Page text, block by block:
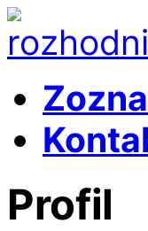
Profil